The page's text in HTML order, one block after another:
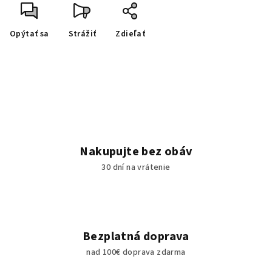
Opýtať sa Strážiť Zdieľať
Nakupujte bez obáv
30 dní na vrátenie
Bezplatná doprava
nad 100€ doprava zdarma